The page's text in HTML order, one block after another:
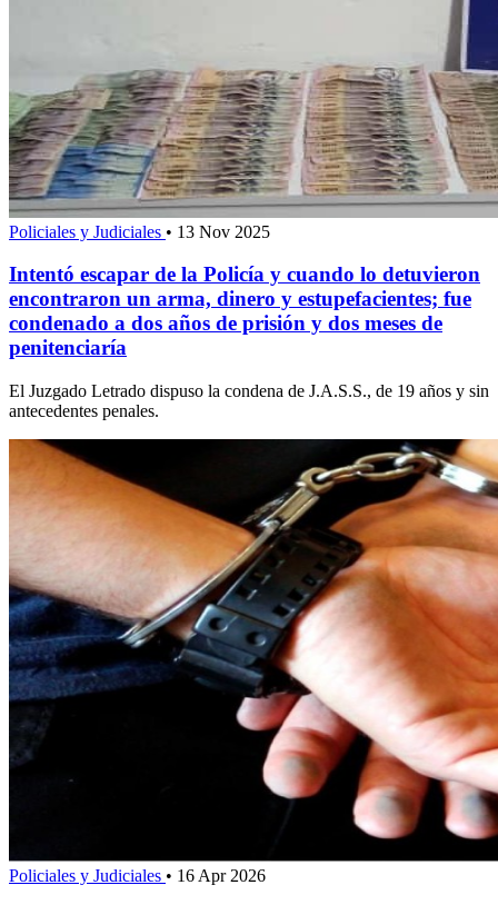
Policiales y Judiciales • 13 Nov 2025
Intentó escapar de la Policía y cuando lo detuvieron
encontraron un arma, dinero y estupefacientes; fue
condenado a dos años de prisión y dos meses de
penitenciaría
El Juzgado Letrado dispuso la condena de J.A.S.S., de 19 años y sin
antecedentes penales.
Policiales y Judiciales • 16 Apr 2026